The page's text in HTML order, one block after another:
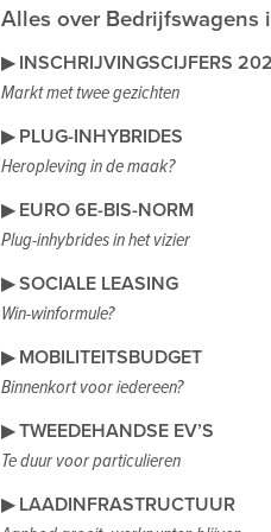
Alles over Bedrijfswagens
▶INSCHRIJVINGSCIJFERS
Markt met twee gezichten
▶PLUG-INHYBRIDES
Heropleving in de maak?
▶EURO 6E-BIS-NORM
Plug-inhybrides in het vizier
▶SOCIALE LEASING
Win-winformule?
▶MOBILITEITSBUDGET
Binnenkort voor iedereen?
▶TWEEDEHANDSE EV’S
Te duur voor particulieren
▶LAADINFRASTRUCTUUR